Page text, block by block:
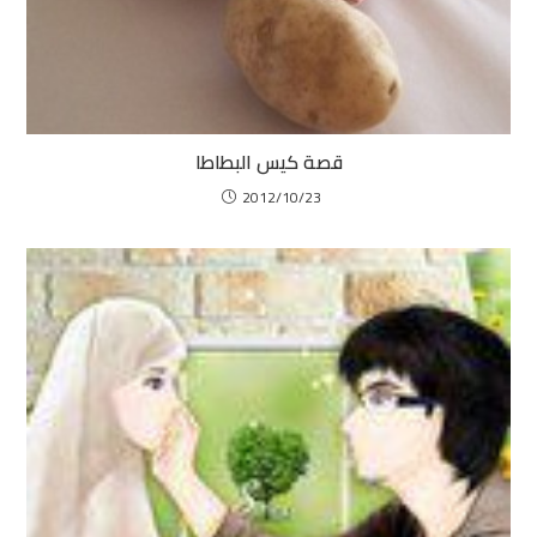
قصة كيس البطاطا
2012/10/23